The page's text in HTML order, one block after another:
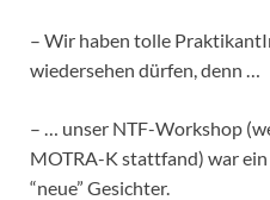
– Wir haben tolle
wiedersehen dürfen, denn …
– … unser NTF-Workshop
MOTRA-K stattfand) war ein
“neue” Gesichter.